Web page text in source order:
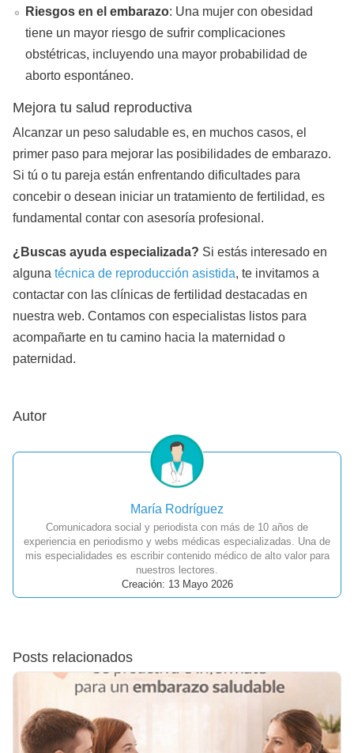
Riesgos en el embarazo: Una mujer con obesidad
tiene un mayor riesgo de sufrir complicaciones
obstétricas, incluyendo una mayor probabilidad de
aborto espontáneo.
Mejora tu salud reproductiva
Alcanzar un peso saludable es, en muchos casos, el
primer paso para mejorar las posibilidades de embarazo.
Si tú o tu pareja están enfrentando dificultades para
concebir o desean iniciar un tratamiento de fertilidad, es
fundamental contar con asesoría profesional.
¿Buscas ayuda especializada? Si estás interesado en
alguna técnica de reproducción asistida, te invitamos a
contactar con las clínicas de fertilidad destacadas en
nuestra web. Contamos con especialistas listos para
acompañarte en tu camino hacia la maternidad o
paternidad.
Autor
María Rodríguez
Comunicadora social y periodista con más de 10 años de
experiencia en periodismo y webs médicas especializadas. Una de
mis especialidades es escribir contenido médico de alto valor para
nuestros lectores.
Creación: 13 Mayo 2026
Posts relacionados